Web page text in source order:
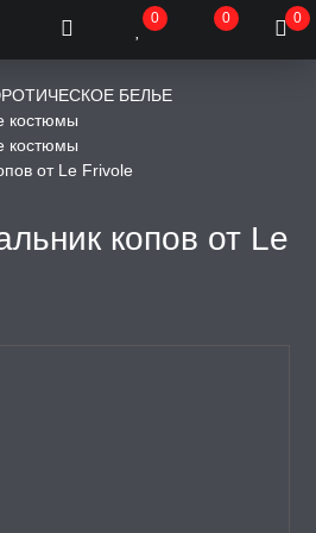
0 0 0
БЕЛЬЕ
костюмы
костюмы
от Le Frivole
копов от Le